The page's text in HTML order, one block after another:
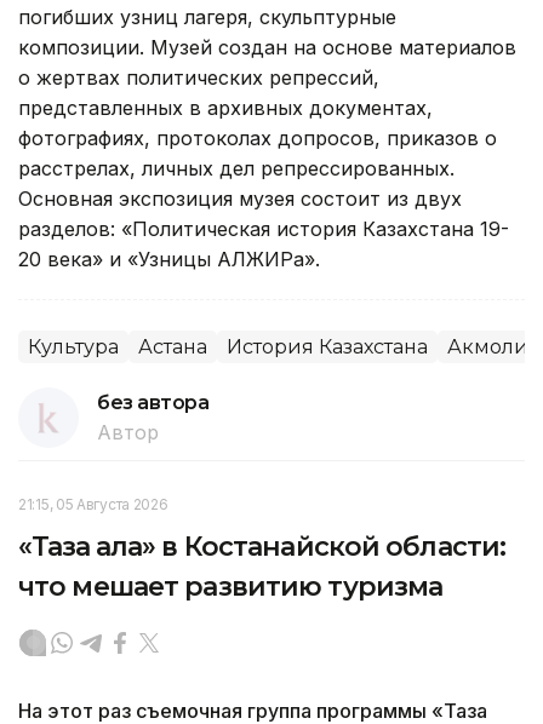
погибших узниц лагеря, скульптурные
композиции. Музей создан на основе материалов
о жертвах политических репрессий,
представленных в архивных документах,
фотографиях, протоколах допросов, приказов о
расстрелах, личных дел репрессированных.
Основная экспозиция музея состоит из двух
разделов: «Политическая история Казахстана 19-
20 века» и «Узницы АЛЖИРа».
Культура Астана История Казахстана
без автора
Автор
21:15, 05 Августа 2026
«Таза қала» в Костанайской области:
что мешает развитию туризма
На этот раз съемочная группа программы «Таза